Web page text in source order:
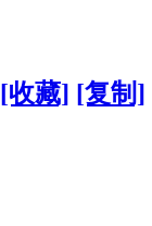
[收藏] [复制]